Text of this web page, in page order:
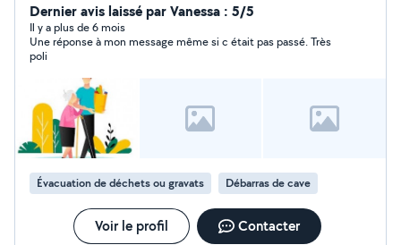
Dernier avis laissé par Vanessa : 5/5
Il y a plus de 6 mois
Une réponse à mon message même si c était pas passé. Très
poli
Évacuation de déchets ou gravats Débarras de cave
Voir le profil Contacter